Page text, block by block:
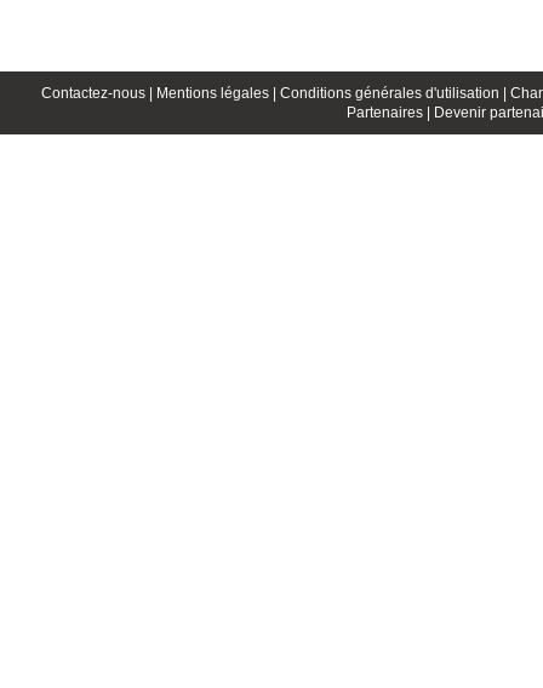
Contactez-nous | Mentions légales | Conditions générales d'utilisation |
Partenaires |
Devenir